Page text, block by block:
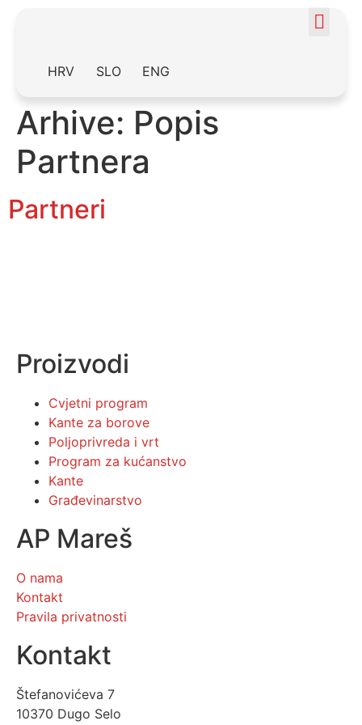
HRV SLO ENG
Arhive: Popis
Partnera
Partneri
Proizvodi
Cvjetni program
Kante za borove
Poljoprivreda i vrt
Program za kućanstvo
Kante
Građevinarstvo
AP Mareš
O nama
Kontakt
Pravila privatnosti
Kontakt
Štefanovićeva 7
10370 Dugo Selo